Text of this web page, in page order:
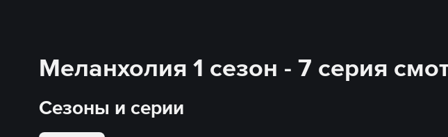
Меланхолия 1 сезон - 7 серия
Сезоны и серии